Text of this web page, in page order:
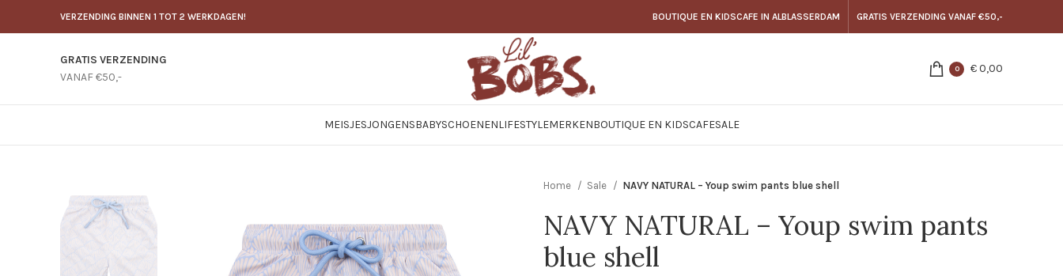
VERZENDING BINNEN 1 TOT 2 WERKDAGEN! BOUTIQUE EN KIDSCAFE IN ALBLASSERDAM GRATIS VERZENDING VANAF €50,-
GRATIS VERZENDING
VANAF €50,-
0 €0,00
MEISJESJONGENSBABYSCHOENENLIFESTYLEMERKENBOUTIQUE EN KIDSCAFESALE
Home Sale NAVY NATURAL – Youp swim pants blue shell
NAVY NATURAL – Youp swim pants
blue shell